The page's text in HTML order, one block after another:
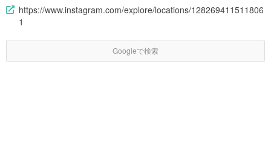
https://www.instagram.com/explore/locations/128269411511806
1
Googleで検索